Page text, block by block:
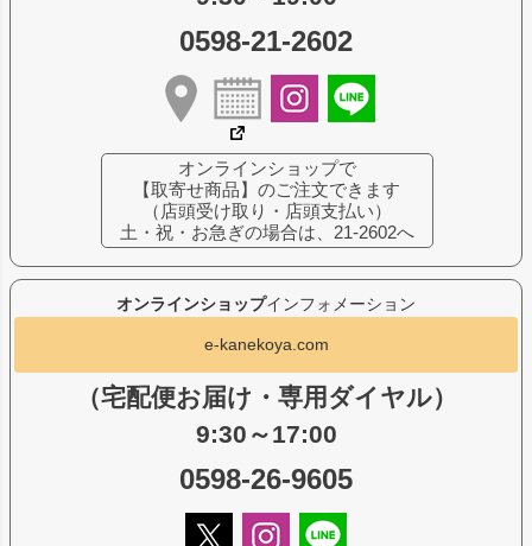
オンラインショップインフォメーション
e-kanekoya.com
（宅配便お届け・専用ダイヤル）
9:30～17:00
0598-26-9605
0598-21-2602
オンラインショップで
【取寄せ商品】のご注文できます
（店頭受け取り・店頭支払い）
土・祝・お急ぎの場合は、21-2602へ